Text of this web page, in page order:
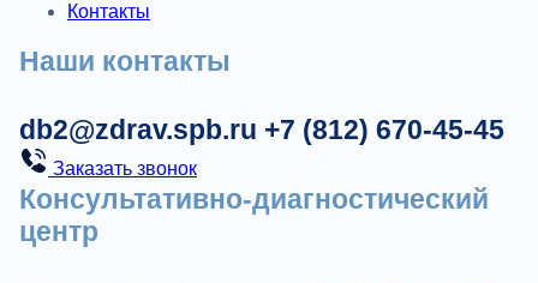
Контакты
Наши контакты
db2@zdrav.spb.ru +7 (812) 670-45-45
Заказать звонок
Консультативно-диагностический
центр